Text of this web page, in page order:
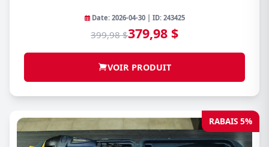
Date: 2026-04-30 | ID: 243425
399,98 $379,98 $
VOIR PRODUIT
RABAIS 5%